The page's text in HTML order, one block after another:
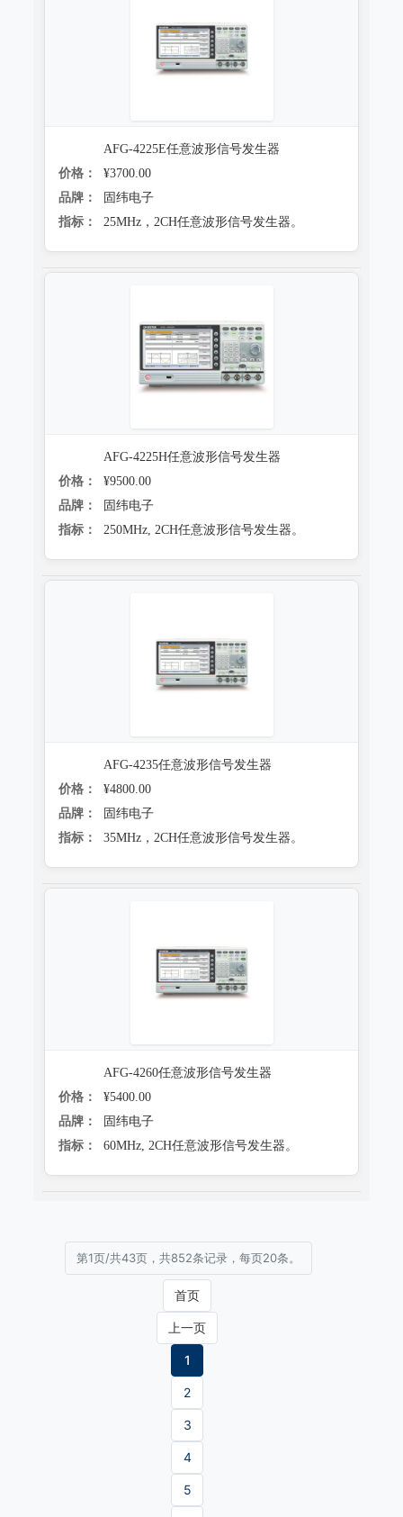
AFG-4225E任意波形信号发生器
价格：
¥3700.00
品牌：
固纬电子
指标：
25MHz，2CH任意波形信号发生器。
AFG-4225H任意波形信号发生器
价格：
¥9500.00
品牌：
固纬电子
指标：
250MHz, 2CH任意波形信号发生器。
AFG-4235任意波形信号发生器
价格：
¥4800.00
品牌：
固纬电子
指标：
35MHz，2CH任意波形信号发生器。
AFG-4260任意波形信号发生器
价格：
¥5400.00
品牌：
固纬电子
指标：
60MHz, 2CH任意波形信号发生器。
第1页/共43页，共852条记录，每页20条。
首页
上一页
1
2
3
4
5